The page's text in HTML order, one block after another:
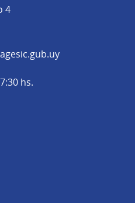
4
(Abrir en una
hs.
Digital en X
Ciudadana Digital en Facebook
Ciudadana Digital en